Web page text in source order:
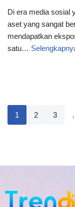
Di era media sosial
aset yang sangat
mendapatkan
satu…
1 2 3